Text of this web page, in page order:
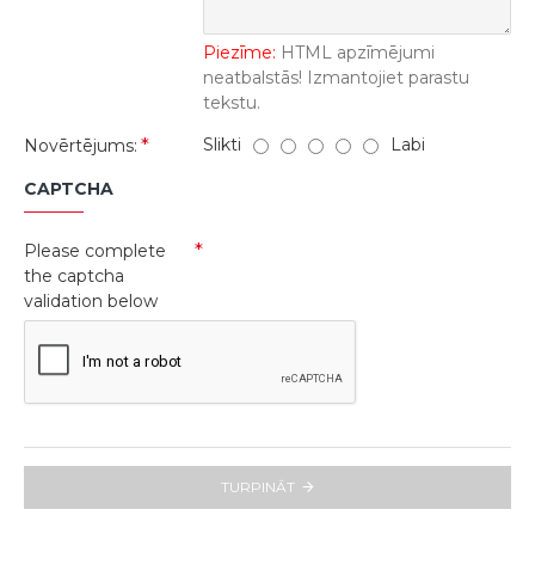
Piezīme: HTML apzīmējumi
neatbalstās! Izmantojiet parastu
tekstu.
Novērtējums:
Slikti Labi
CAPTCHA
Please complete
the captcha
validation below
TURPINĀT